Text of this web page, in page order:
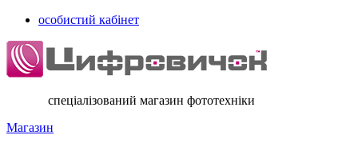
особистий кабінет
спеціалізований магазин фототехніки
Магазин